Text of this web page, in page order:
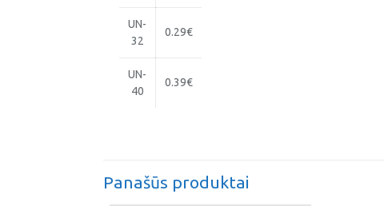
UN-
32
0.29€
UN-
40
0.39€
Panašūs produktai